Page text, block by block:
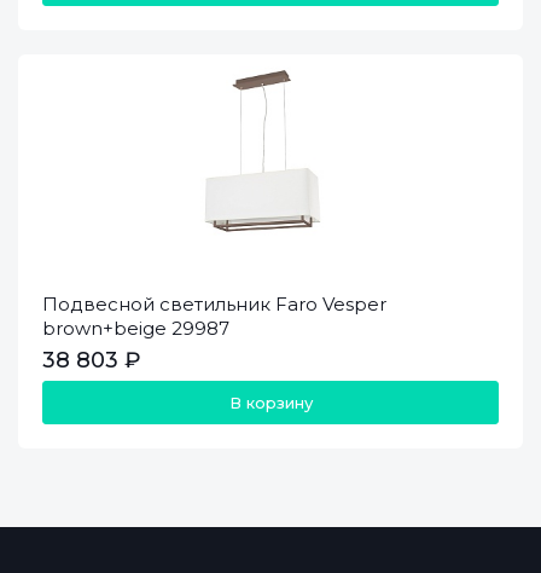
Подвесной светильник Faro Vesper
brown+beige 29987
38 803 ₽
В корзину